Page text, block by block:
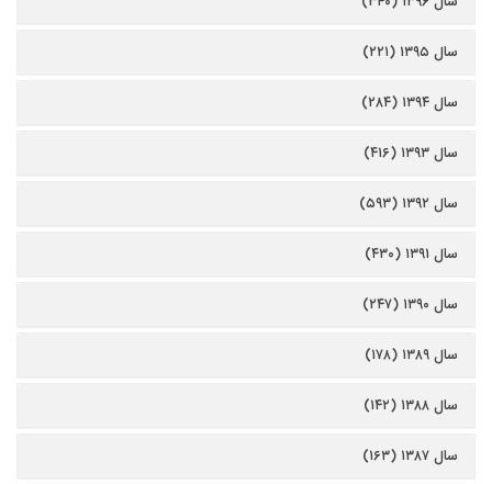
سال ۱۳۹۵ (۲۲۱)
سال ۱۳۹۴ (۲۸۴)
سال ۱۳۹۳ (۴۱۶)
سال ۱۳۹۲ (۵۹۳)
سال ۱۳۹۱ (۴۳۰)
سال ۱۳۹۰ (۲۴۷)
سال ۱۳۸۹ (۱۷۸)
سال ۱۳۸۸ (۱۴۲)
سال ۱۳۸۷ (۱۶۳)